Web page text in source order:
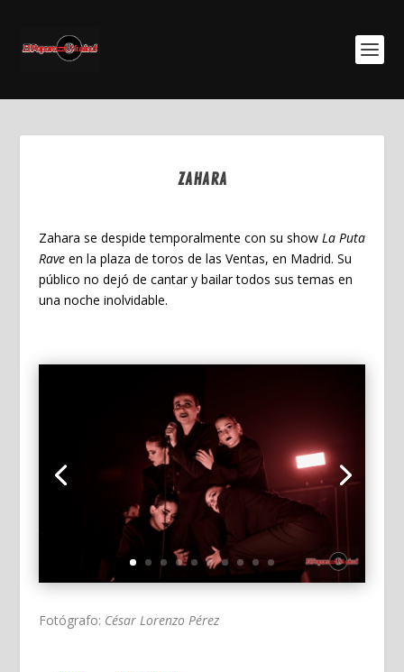
ZAHARA
Zahara se despide temporalmente con su show La Puta
Raveen la plaza de toros de las Ventas, en Madrid. Su
público no dejó de cantar y bailar todos sus temas en
una noche inolvidable.
Fotógrafo: César Lorenzo Pérez